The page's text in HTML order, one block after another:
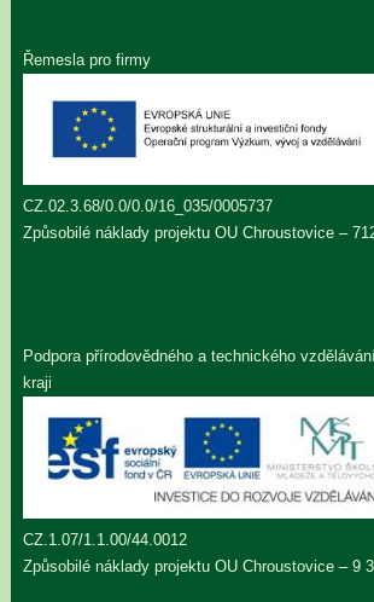
Řemesla pro firmy
CZ.02.3.68/0.0/0.0/16_035/0005737
Způsobilé náklady projektu OU Chroustovice –
Podpora přírodovědného a technického
kraji
CZ.1.07/1.1.00/44.0012
Způsobilé náklady projektu OU Chroustovice – 9